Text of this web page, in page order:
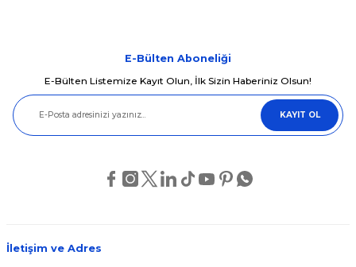
Görüş ve önerileriniz için teşekkür ederiz.
Ürün resmi kalitesiz, bozuk veya görüntülenemiyor.
Ürün açıklamasında eksik bilgiler bulunuyor.
Bu ürüne benzer farklı alternatifler olmalı.
E-Bülten Aboneliği
E-Bülten Listemize Kayıt Olun, İlk Sizin Haberiniz Olsun!
KAYIT OL
İletişim ve Adres